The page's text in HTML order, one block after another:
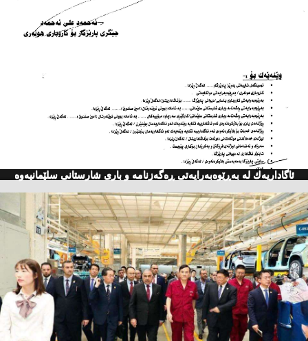
ئاگاداریه‌ك له‌ به‌ڕێوه‌به‌رایه‌تی ڕه‌گه‌زنامه‌ و باری شارستانی سلێمانیه‌وه‌